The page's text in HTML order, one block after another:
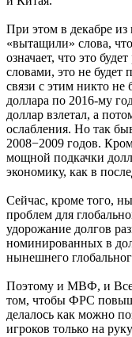
При этом в декабре
«вытащили» слова,
означает, что это
словами, это не
связи с этим никто не
доллара по 2016-му
доллар взлетал, а
ослабления. Но так
2008−2009 годов.
мощной подкачки
экономику, как в
Сейчас, кроме того,
проблем для
удорожание долгов
номинированных в
нынешнего
Поэтому и МВФ, и
том, чтобы ФРС
делалось как можно
игроков только на